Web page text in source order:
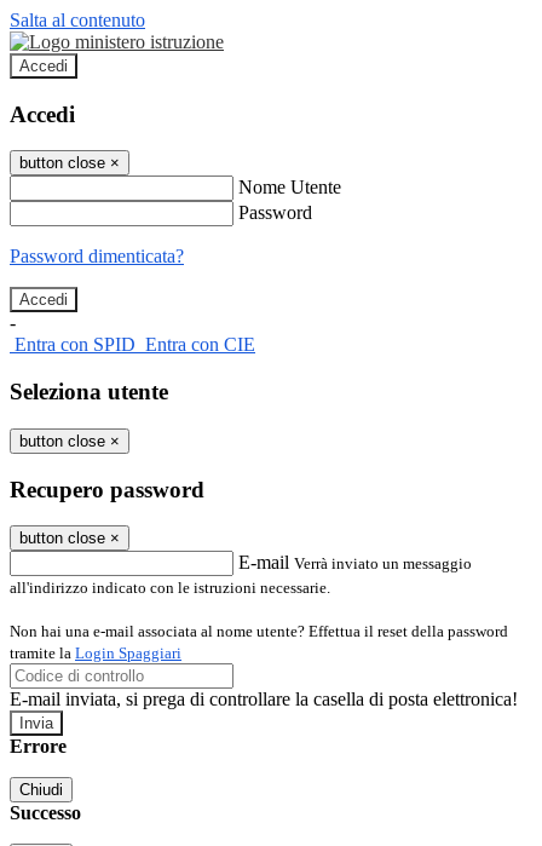
Salta al contenuto
Accedi
Accedi
button close ×
Nome Utente
Password
Password dimenticata?
-
Entra con SPID Entra con CIE
Seleziona utente
button close ×
Recupero password
button close ×
E-mail Verrà inviato un messaggio
all'indirizzo indicato con le istruzioni necessarie.
Non hai una e-mail associata al nome utente? Effettua il reset della password
tramite la Login Spaggiari
E-mail inviata, si prega di controllare la casella di posta elettronica!
Errore
Chiudi
Successo